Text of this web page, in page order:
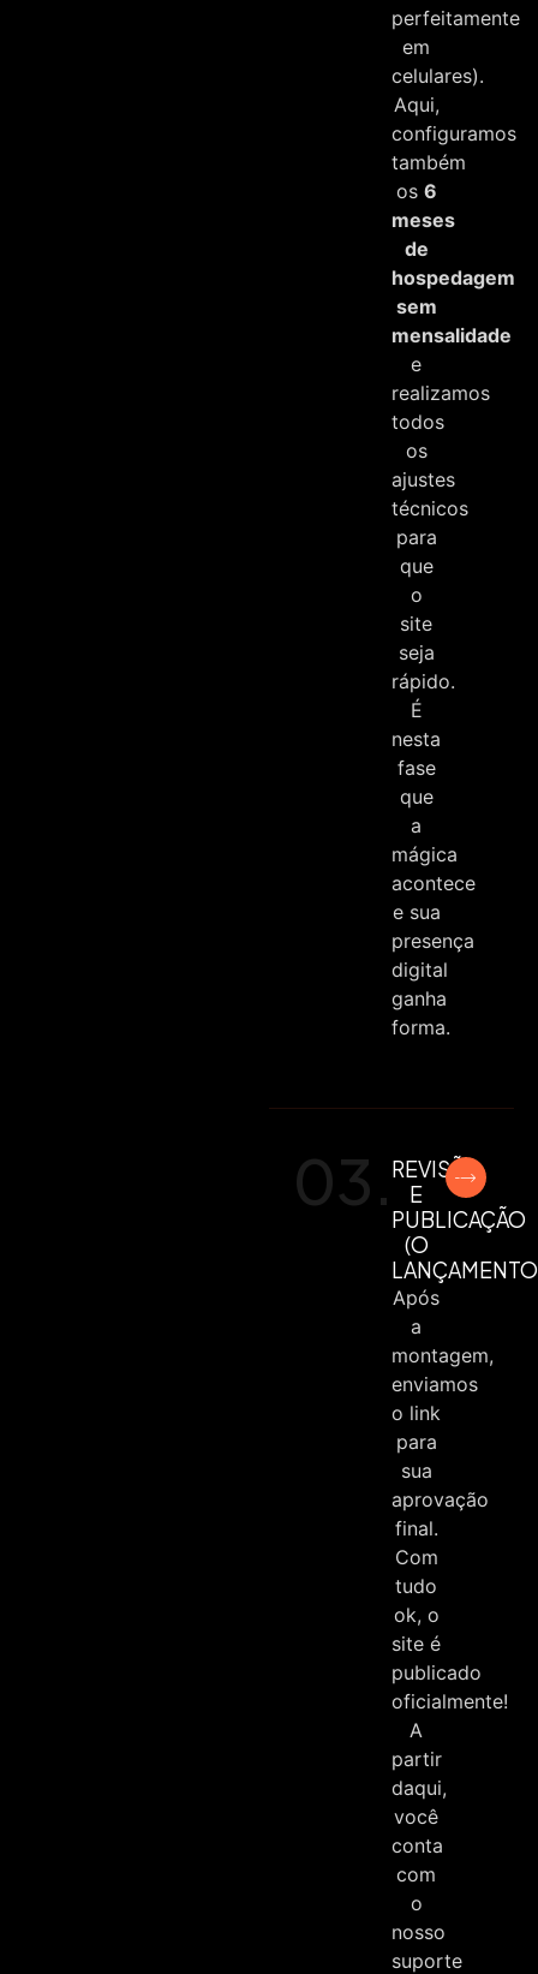
perfeitamente
em
celulares).
Aqui,
configuramos
também
os 6
meses
de
hospedagem
sem
mensalidade
e
realizamos
todos
os
ajustes
técnicos
para
que
o
site
seja
rápido.
É
nesta
fase
que
a
mágica
acontece
e sua
presença
digital
ganha
forma.
03.REVISÃO
E
PUBLICAÇÃO
(O
Após
a
montagem,
enviamos
o link
para
sua
aprovação
final.
Com
tudo
ok, o
site é
publicado
oficialmente!
A
partir
daqui,
você
conta
com
o
nosso
suporte